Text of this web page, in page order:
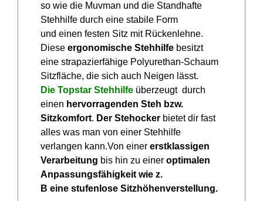
so wie die Muvman und die Standhafte
Stehhilfe durch eine stabile Form
und einen festen Sitz mit Rückenlehne.
Diese ergonomische Stehhilfebesitzt
eine strapazierfähige Polyurethan-Schaum
Sitzfläche, die sich auch Neigen lässt.
Die Topstar Stehhilfeüberzeugt durch
einen hervorragenden Steh bzw.
Sitzkomfort. Der Stehockerbietet dir fast
alles was man von einer Stehhilfe
verlangen kann.Von einer erstklassigen
Verarbeitung bis hin zu einer optimalen
Anpassungsfähigkeit wie z.
B eine stufenlose Sitzhöhenverstellung.